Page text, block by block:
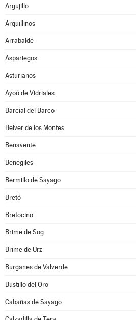
Argujillo
Arquillinos
Arrabalde
Aspariegos
Asturianos
Ayoó de Vidriales
Barcial del Barco
Belver de los Montes
Benavente
Benegiles
Bermillo de Sayago
Bretó
Bretocino
Brime de Sog
Brime de Urz
Burganes de Valverde
Bustillo del Oro
Cabañas de Sayago